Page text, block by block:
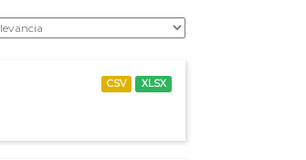
CSV XLSX